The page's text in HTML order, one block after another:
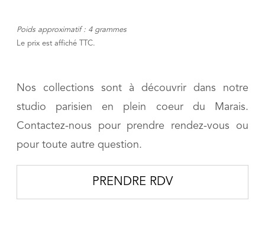
Poids approximatif : 4 grammes
Le prix est affiché TTC.
Nos collections sont à découvrir dans notre
studio parisien en plein coeur du Marais.
Contactez-nous pour prendre rendez-vous ou
pour toute autre question.
PRENDRE RDV